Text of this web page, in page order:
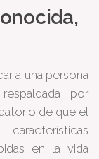
a una persona
por
de que el
en la vida